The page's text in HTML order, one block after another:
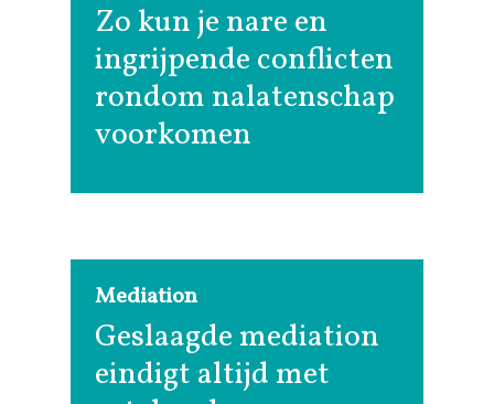
Zo kun je nare en
ingrijpende conflicten
rondom nalatenschap
voorkomen
Mediation
Geslaagde mediation
eindigt altijd met